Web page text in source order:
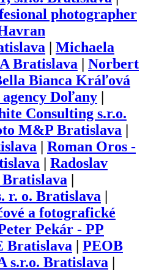
photographer
Michaela
Bratislava
Norbert
Bianca Kráľová
Doľany
Consulting s.r.o.
M&P Bratislava
Roman Oros -
Radoslav
r. o. Bratislava
a fotografické
Pekár - PP
Bratislava
PEOB
s.r.o. Bratislava